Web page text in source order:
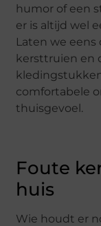
humor of een
er is altijd wel
Laten we
kersttruien en
comfortabele
thuisgevoel.
Foute
huis
Wie houdt er